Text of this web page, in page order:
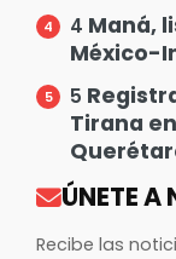
4 Maná,
México-
5
Tirana
ÚNETE A
Recibe las